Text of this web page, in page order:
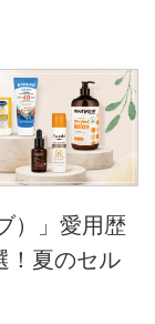
）」愛用歴
！夏のセル